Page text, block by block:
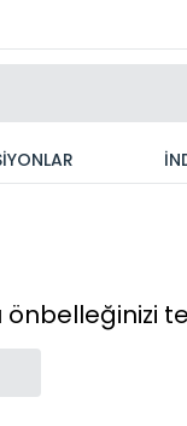
önbelleğinizi